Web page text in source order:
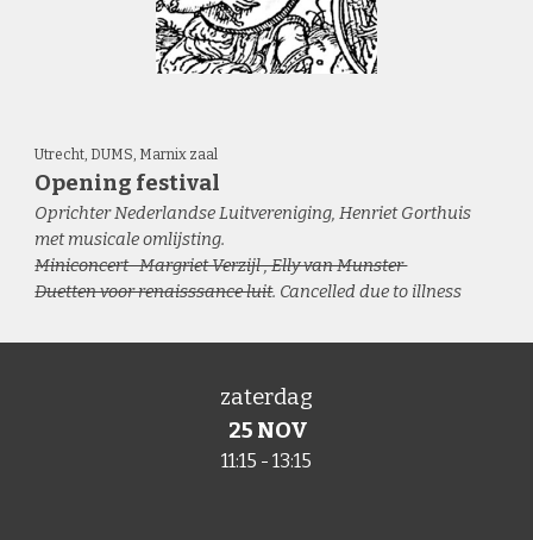
Utrecht, DUMS, Marnix zaal
Opening festival
Oprichter Nederlandse Luitvereniging, Henriet Gorthuis
met musicale omlijsting.
Miniconcert- Margriet Verzijl , Elly van Munster
Duetten voor renaisssance luit. Cancelled due to illness
zaterdag
25 NOV
11:15 - 13:15